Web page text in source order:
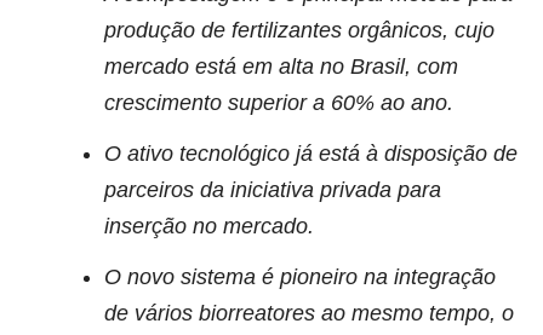
produção de fertilizantes orgânicos, cujo
mercado está em alta no Brasil, com
crescimento superior a 60% ao ano.
O ativo tecnológico já está à disposição de
parceiros da iniciativa privada para
inserção no mercado.
O novo sistema é pioneiro na integração
de vários biorreatores ao mesmo tempo, o